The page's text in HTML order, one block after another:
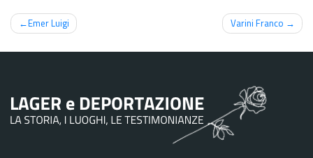
Navigazione
articoli
Emer Luigi Varini Franco